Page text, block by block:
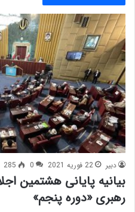
دبیر 22 فوریه 2021 0
285
بیانیه پایانی هشتمین
رهبری «دوره پنجم»